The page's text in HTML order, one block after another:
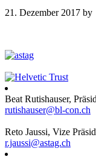
21. Dezember 2017 by
Beat Rutishauser,
rutishauser@bl-con.ch
Reto Jaussi, Vize
r.jaussi@astag.ch